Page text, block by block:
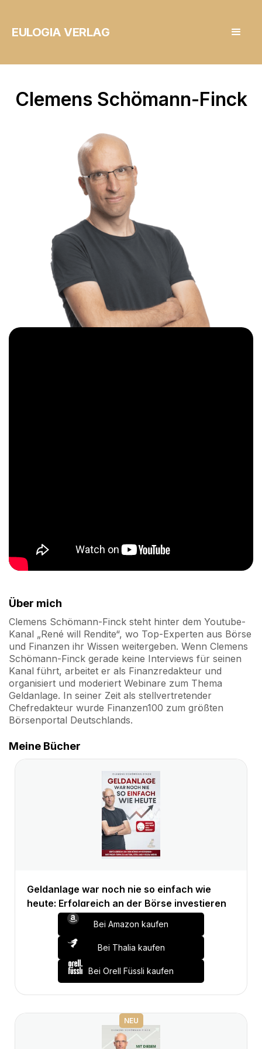
EULOGIA VERLAG
Clemens Schömann-Finck
Über mich
Clemens Schömann-Finck steht hinter dem Youtube-
Kanal „René will Rendite“, wo Top-Experten aus Börse
und Finanzen ihr Wissen weitergeben. Wenn Clemens
Schömann-Finck gerade keine Interviews für seinen
Kanal führt, arbeitet er als Finanzredakteur und
organisiert und moderiert Webinare zum Thema
Geldanlage. In seiner Zeit als stellvertretender
Chefredakteur wurde Finanzen100 zum größten
Börsenportal Deutschlands.
Meine Bücher
Geldanlage war noch nie so einfach wie
heute: Erfolgreich an der Börse investieren
Bei Amazon kaufen
Bei Thalia kaufen
Bei Orell Füssli kaufen
NEU